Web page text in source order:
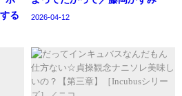
る
2026-04-12